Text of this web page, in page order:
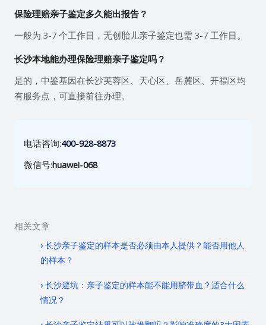
保险理赔亲子鉴定多久能出报告？
一般为 3-7 个工作日，无创胎儿亲子鉴定也需 3-7 工作日。
长沙本地能办理保险理赔亲子鉴定吗？
是的，中鉴基因在长沙芙蓉区、天心区、岳麓区、开福区均
有服务点，可直接前往办理。
电话咨询:400-928-8873
微信号:huawei-068
相关文章
长沙亲子鉴定的样本是否必须由本人提供？能否用他人
的样本？
长沙避坑：亲子鉴定的样本能不能用脐带血？适合什么
情况？